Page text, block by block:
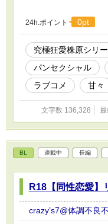
門の
署。上
員塩田
して
が良く
も関わ
を受け
田と板
配し気
事帰り
から家
野から
いつも
いつの
った
な塩
ってよ
日常
24h.ポイント 0pt
究極狂愛株原シリ
パンセクシャル
ラブコメ
甘々
文字数 136,328
BL 連載中 長編
R18【同性恋愛】
crazy’s7@体調不良